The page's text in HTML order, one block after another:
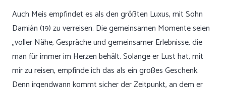
Auch Meis empfindet es als den größten Luxus, mit Sohn
Damián (19) zu verreisen. Die gemeinsamen Momente seien
„voller Nähe, Gespräche und gemeinsamer Erlebnisse, die
man für immer im Herzen behält. Solange er Lust hat, mit
mir zu reisen, empfinde ich das als ein großes Geschenk.
Denn irgendwann kommt sicher der Zeitpunkt, an dem er